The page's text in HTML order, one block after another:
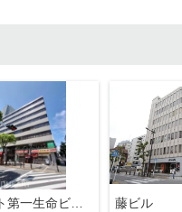
フジモト第一生命ビルディング
藤ビル